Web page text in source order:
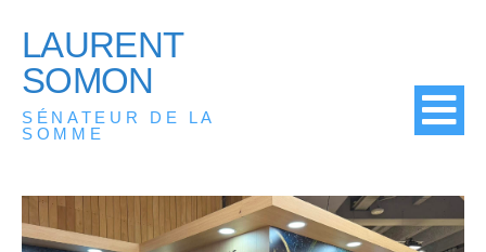
LAURENT
SOMON
SÉNATEUR DE LA
SOMME